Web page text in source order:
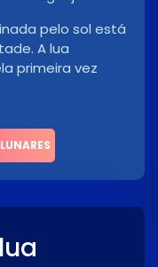
pelo sol está
A lua
primeira vez